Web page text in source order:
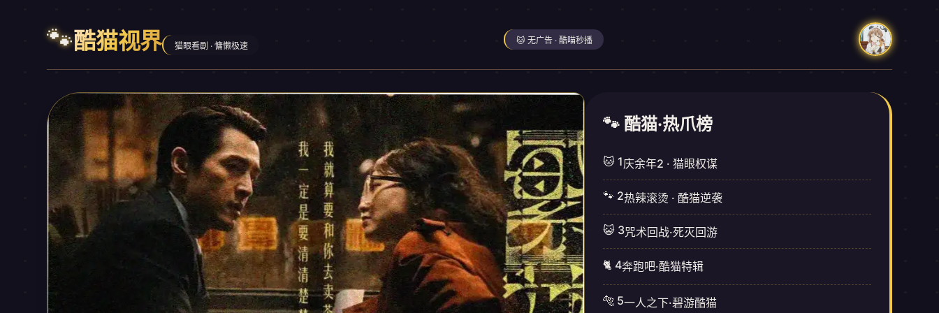
🐾酷猫视界 猫眼看剧 · 慵懒极速
🐱 无广告 · 酷喵秒播
🐾 酷猫·热爪榜
🐱 1庆余年2 · 猫眼权谋
🐾 2热辣滚烫 · 酷猫逆袭
😺 3咒术回战·死灭回游
🐈 4奔跑吧·酷猫特辑
🐅 5一人之下·碧游酷猫